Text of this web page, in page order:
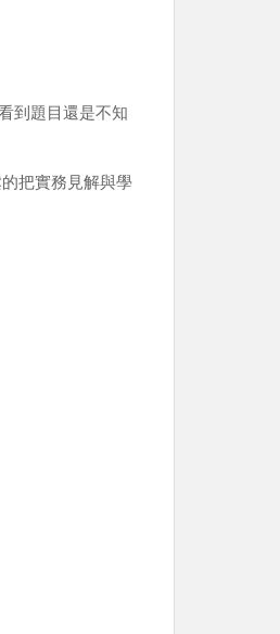
到題目還是不知
把實務見解與學